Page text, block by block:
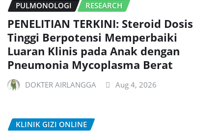
PULMONOLOGI
RESEARCH
PENELITIAN TERKINI: Steroid Dosis
Tinggi Berpotensi Memperbaiki
Luaran Klinis pada Anak dengan
Pneumonia Mycoplasma Berat
DOKTER AIRLANGGA Aug 4, 2026
KLINIK GIZI ONLINE